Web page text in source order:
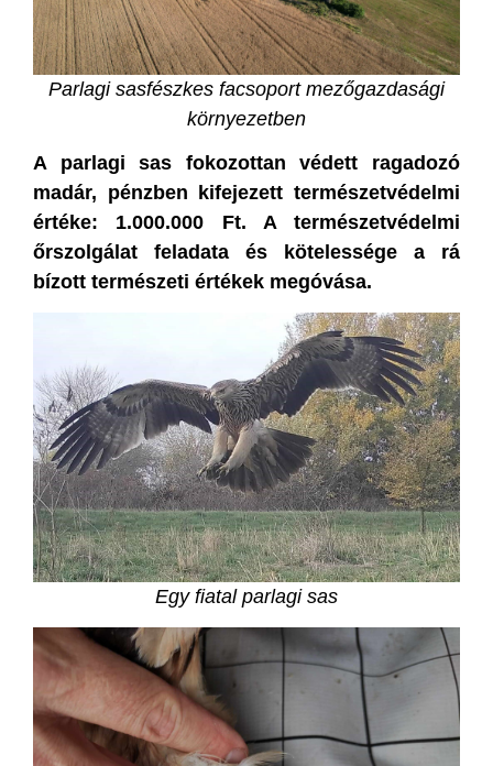
Parlagi sasfészkes facsoport mezőgazdasági
környezetben
A parlagi sas fokozottan védett ragadozó
madár, pénzben kifejezett természetvédelmi
értéke: 1.000.000 Ft. A természetvédelmi
őrszolgálat feladata és kötelessége a rá
bízott természeti értékek megóvása.
Egy fiatal parlagi sas